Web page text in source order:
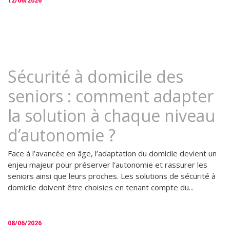
Sécurité à domicile des
seniors : comment adapter
la solution à chaque niveau
d’autonomie ?
Face à l’avancée en âge, l’adaptation du domicile devient un
enjeu majeur pour préserver l’autonomie et rassurer les
seniors ainsi que leurs proches. Les solutions de sécurité à
domicile doivent être choisies en tenant compte du...
08/06/2026